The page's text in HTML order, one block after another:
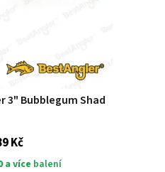
3" Bubblegum Shad
Kč
a více balení